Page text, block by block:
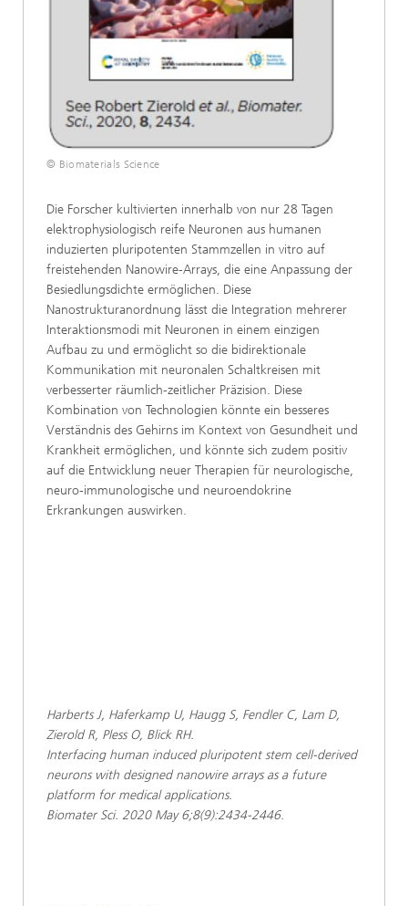
© Biomaterials Science
Die Forscher kultivierten innerhalb von nur 28 Tagen
elektrophysiologisch reife Neuronen aus humanen
induzierten pluripotenten Stammzellen in vitro auf
freistehenden Nanowire-Arrays, die eine Anpassung der
Besiedlungsdichte ermöglichen. Diese
Nanostrukturanordnung lässt die Integration mehrerer
Interaktionsmodi mit Neuronen in einem einzigen
Aufbau zu und ermöglicht so die bidirektionale
Kommunikation mit neuronalen Schaltkreisen mit
verbesserter räumlich-zeitlicher Präzision. Diese
Kombination von Technologien könnte ein besseres
Verständnis des Gehirns im Kontext von Gesundheit und
Krankheit ermöglichen, und könnte sich zudem positiv
auf die Entwicklung neuer Therapien für neurologische,
neuro-immunologische und neuroendokrine
Erkrankungen auswirken.
Harberts J, Haferkamp U, Haugg S, Fendler C, Lam D,
Zierold R, Pless O, Blick RH.
Interfacing human induced pluripotent stem cell-derived
neurons with designed nanowire arrays as a future
platform for medical applications.
Biomater Sci. 2020 May 6;8(9):2434-2446.